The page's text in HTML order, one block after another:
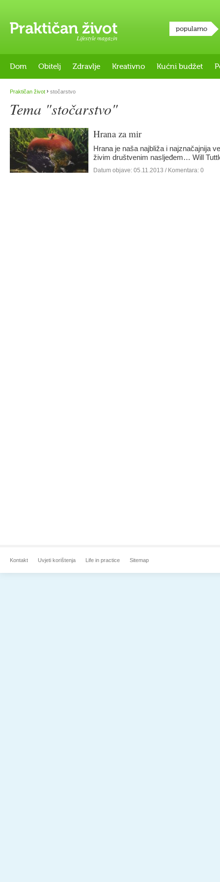
Lifestyle magazin
popularno
Dom Obitelj Zdravlje Kreativno Kućni budžet
Praktičan život › stočarstvo
Tema "stočarstvo"
Hrana za mir
Hrana je naša najbliža i najznačajnija
živim društvenim nasljeđem… Will
Datum objave: 05.11.2013 / Komentara: 0
Kontakt Uvjeti korištenja Life in practice Sitemap